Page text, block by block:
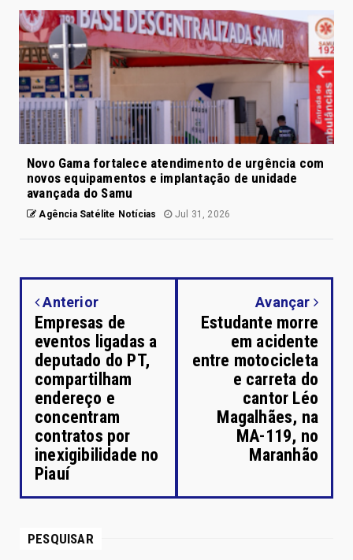
Novo Gama fortalece atendimento de urgência com
novos equipamentos e implantação de unidade
avançada do Samu
Agência Satélite Notícias Jul 31, 2026
Anterior
Empresas de
eventos ligadas a
deputado do PT,
compartilham
endereço e
concentram
contratos por
inexigibilidade no
Piauí
Avançar
Estudante morre
em acidente
entre motocicleta
e carreta do
cantor Léo
Magalhães, na
MA-119, no
Maranhão
PESQUISAR